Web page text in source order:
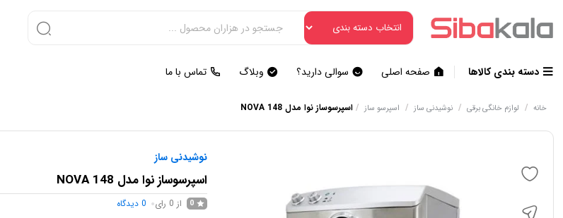
دسته بندی کالاها صفحه اصلی سوالی دارید؟ وبلاگ تماس با ما
خانه / لوازم خانگی برقی / نوشیدنی ساز / اسپرسو ساز /اسپرسوساز نوا مدل NOVA 148
نوشیدنی ساز
اسپرسوساز نوا مدل NOVA 148
0 از 0 رای 0 دیدگاه